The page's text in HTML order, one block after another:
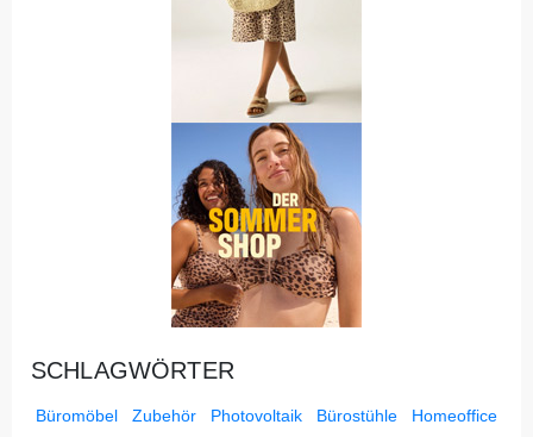
SCHLAGWÖRTER
Büromöbel Zubehör Photovoltaik Bürostühle Homeoffice